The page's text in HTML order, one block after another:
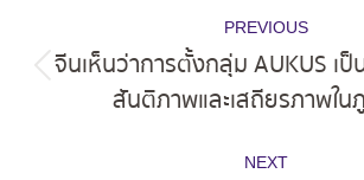
navigation
PREVIOUS
Previous
post:
จีนเห็นว่าการตั้งกลุ่ม AUKUS เ
สันติภาพและเสถียรภาพใน
NEXT